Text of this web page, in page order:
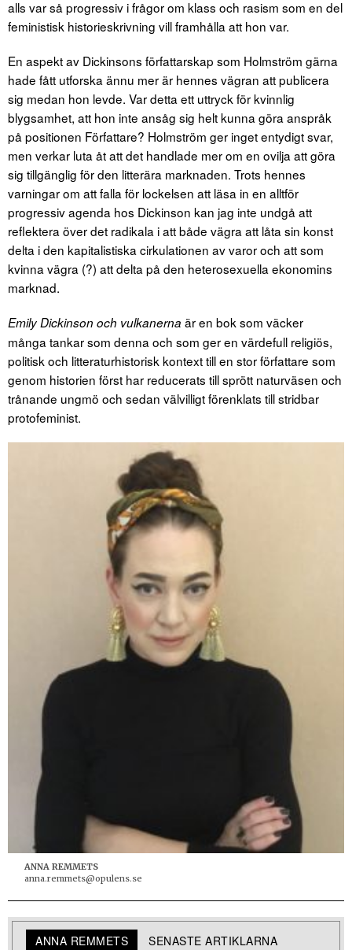
alls var så progressiv i frågor om klass och rasism som en del
feministisk historieskrivning vill framhålla att hon var.
En aspekt av Dickinsons författarskap som Holmström gärna
hade fått utforska ännu mer är hennes vägran att publicera
sig medan hon levde. Var detta ett uttryck för kvinnlig
blygsamhet, att hon inte ansåg sig helt kunna göra anspråk
på positionen Författare? Holmström ger inget entydigt svar,
men verkar luta åt att det handlade mer om en ovilja att göra
sig tillgänglig för den litterära marknaden. Trots hennes
varningar om att falla för lockelsen att läsa in en alltför
progressiv agenda hos Dickinson kan jag inte undgå att
reflektera över det radikala i att både vägra att låta sin konst
delta i den kapitalistiska cirkulationen av varor och att som
kvinna vägra (?) att delta på den heterosexuella ekonomins
marknad.
Emily Dickinson och vulkanerna är en bok som väcker
många tankar som denna och som ger en värdefull religiös,
politisk och litteraturhistorisk kontext till en stor författare som
genom historien först har reducerats till sprött naturväsen och
trånande ungmö och sedan välvilligt förenklats till stridbar
protofeminist.
ANNA REMMETS
anna.remmets@opulens.se
ANNA REMMETS SENASTE ARTIKLARNA